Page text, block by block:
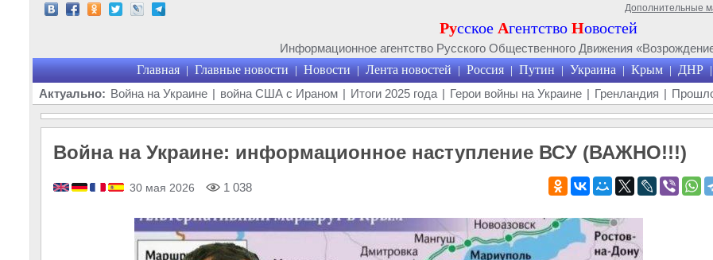
Дополнительные
Русское Агентство Новостей
Информационное агентство Русского Общественного Движения
Главная | Главные новости | Новости | Лента новостей | Россия | Путин | Украина | Крым | ДНР |
Актуально: Война на Украине | война США с Ираном | Итоги 2025 года | Герои войны на Украине | Гренландия |
Война на Украине: информационное наступление ВСУ (ВАЖНО!!!)
30 мая 2026 1 038